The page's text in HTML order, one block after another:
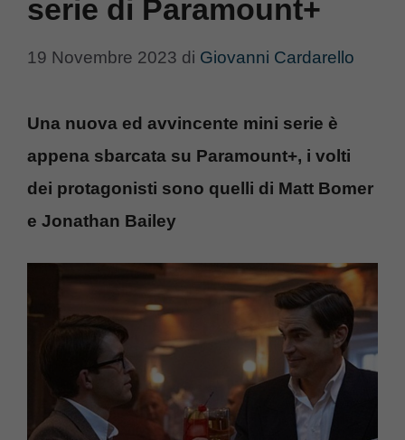
serie di Paramount+
19 Novembre 2023 di Giovanni Cardarello
Una nuova ed avvincente mini serie è
appena sbarcata su Paramount+, i volti
dei protagonisti sono quelli di Matt Bomer
e Jonathan Bailey